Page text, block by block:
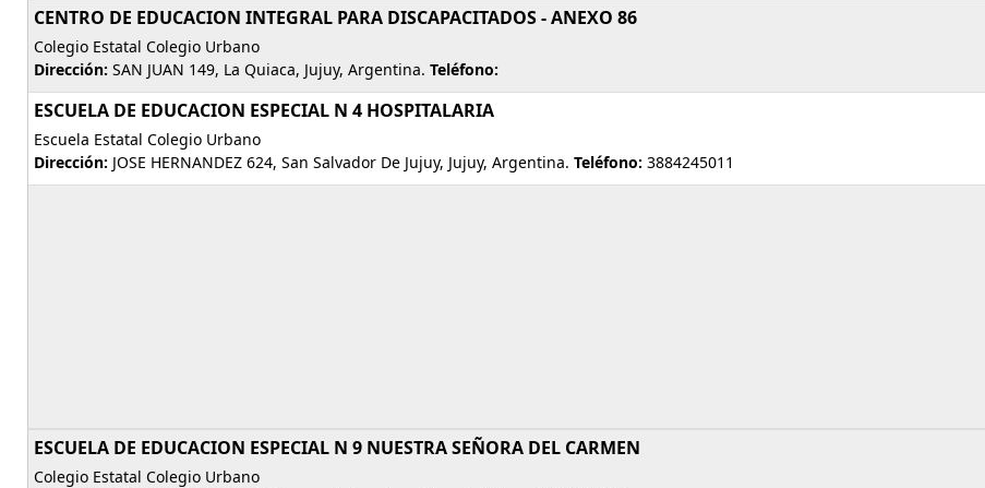
CENTRO DE EDUCACION INTEGRAL PARA DISCAPACITADOS - ANEXO 86
Colegio Estatal Colegio Urbano
Dirección: SAN JUAN 149, La Quiaca, Jujuy, Argentina. Teléfono:
ESCUELA DE EDUCACION ESPECIAL N 4 HOSPITALARIA
Escuela Estatal Colegio Urbano
Dirección: JOSE HERNANDEZ 624, San Salvador De Jujuy, Jujuy, Argentina. Teléfono: 3884245011
ESCUELA DE EDUCACION ESPECIAL N 9 NUESTRA SEÑORA DEL CARMEN
Colegio Estatal Colegio Urbano